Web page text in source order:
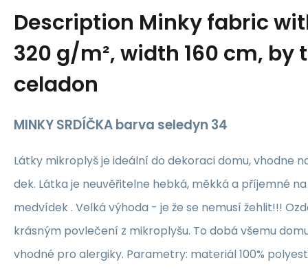
Description Minky fabric
320 g/m², width 160 cm, by
celadon
MINKY SRDÍČKA barva seledyn 34
Látky mikroplyš je ideální do dekoraci domu, vhodne
dek. Látka je neuvěřitelne hebká, měkká a příjemné
medvídek . Velká výhoda - je že se nemusí žehlit!!!
krásným povlečení z mikroplyšu. To dobá všemu
vhodné pro alergiky. Parametry: materiál 100%